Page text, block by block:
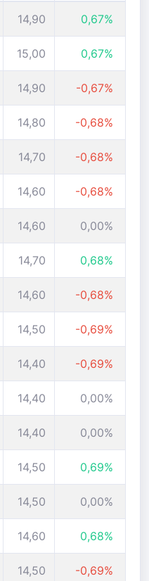
14,90 0,67%
15,00 0,67%
14,90 -0,67%
14,80 -0,68%
14,70 -0,68%
14,60 -0,68%
14,60 0,00%
14,70 0,68%
14,60 -0,68%
14,50 -0,69%
14,40 -0,69%
14,40 0,00%
14,40 0,00%
14,50 0,69%
14,50 0,00%
14,60 0,68%
14,50 -0,69%